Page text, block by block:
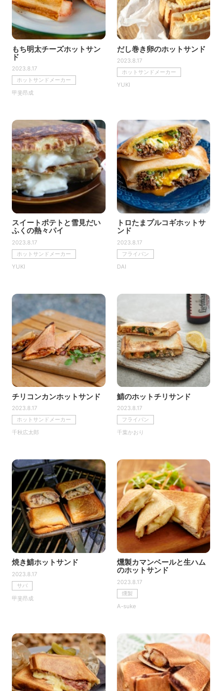
もち明太チーズホットサン
ド
2023.8.17
ホットサンドメーカー
甲斐昂成
だし巻き卵のホットサンド
2023.8.17
ホットサンドメーカー
YUKI
スイートポテトと雪見だい
ふくの熱々パイ
2023.8.17
ホットサンドメーカー
YUKI
トロたまプルコギホットサ
ンド
2023.8.17
フライパン
DAI
チリコンカンホットサンド
2023.8.17
ホットサンドメーカー
千秋広太郎
鯖のホットチリサンド
2023.8.17
フライパン
千葉かおり
焼き鯖ホットサンド
2023.8.17
サバ
甲斐昂成
燻製カマンベールと生ハム
のホットサンド
2023.8.17
燻製
A-suke